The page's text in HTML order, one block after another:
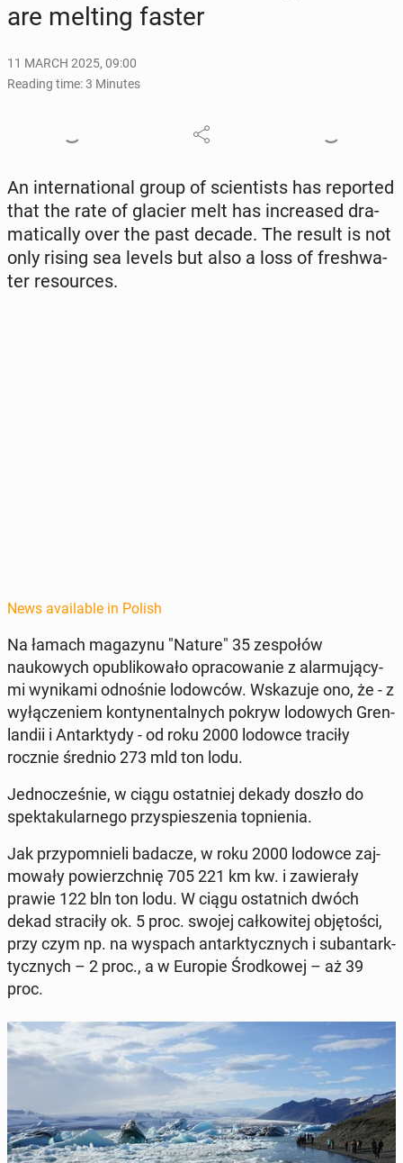
are melting faster
11 MARCH 2025, 09:00
Reading time: 3 Minutes
An in­ter­na­tion­al group of sci­en­tists has re­port­ed
that the rate of glacier melt has in­creased dra­
mat­i­cal­ly over the past decade. The result is not
only rising sea levels but also a loss of fresh­wa­
ter re­sources.
News available in Polish
Na łamach mag­a­zynu "Nature" 35 ze­społów
naukowych op­ub­likowało opra­cow­anie z alar­mu­ją­cy­
mi wynika­mi odnośnie lodow­ców. Wskazu­je ono, że - z
wyłącze­niem kon­ty­nen­tal­nych pokryw lodowych Gren­
landii i An­tark­ty­dy - od roku 2000 lodowce traciły
rocznie średnio 273 mld ton lodu.
Jed­nocześnie, w ciągu os­tat­niej dekady doszło do
spek­taku­larnego przyspieszenia top­nienia.
Jak przy­pom­nieli badacze, w roku 2000 lodowce za­j­
mowały powierzch­nię 705 221 km kw. i za­w­ier­ały
prawie 122 bln ton lodu. W ciągu os­tat­nich dwóch
dekad straciły ok. 5 proc. swojej całkowitej ob­ję­toś­ci,
przy czym np. na wyspach an­tark­ty­cznych i sub­an­tark­
ty­cznych – 2 proc., a w Europie Środ­kowej – aż 39
proc.